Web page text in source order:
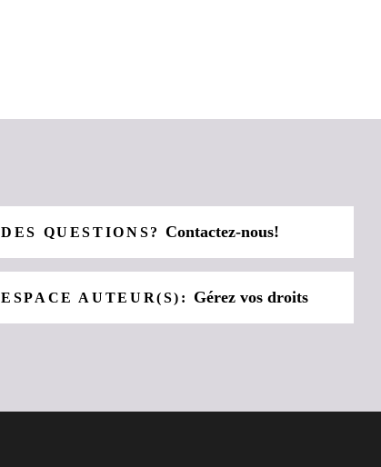
DES QUESTIONS?Contactez-nous!
ESPACE AUTEUR(S): Gérez vos droits